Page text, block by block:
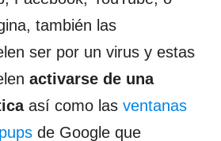
también las
ser por un virus y estas
activarse de una
así como las ventanas
de Google que